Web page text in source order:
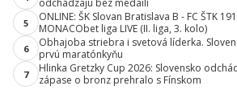
odchádzajú bez medailí
5
ONLINE: ŠK Slovan Bratislava B - FC ŠTK
MONACObet liga LIVE (II. liga, 3. kolo)
6
Obhajoba striebra i svetová líderka.
prvú maratónkyňu
7
Hlinka Gretzky Cup 2026: Slovensko
zápase o bronz prehralo s Fínskom